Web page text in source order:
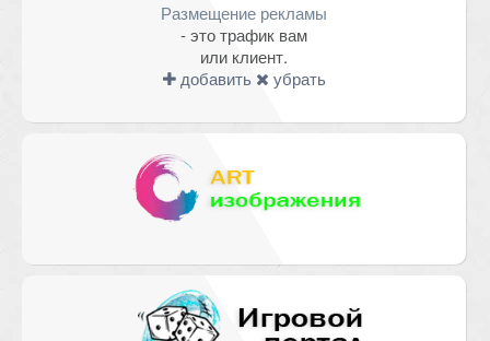
Email *
Размещение рекламы
- это трафик вам
или клиент.
добавить
убрать